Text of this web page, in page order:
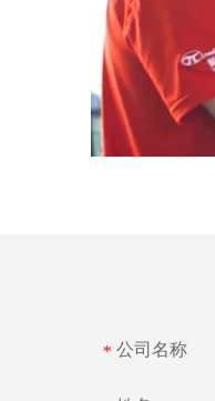
* 公司名称